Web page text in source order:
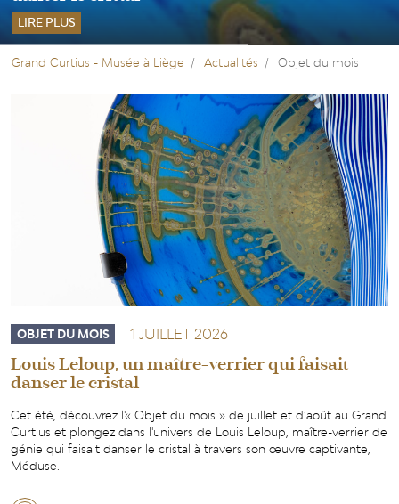
LIRE PLUS
Grand Curtius - Musée à Liège Actualités Objet du mois
OBJET DU MOIS 1 JUILLET 2026
Louis Leloup, un maître-verrier qui faisait
danser le cristal
Cet été, découvrez l'« Objet du mois » de juillet et d’août au Grand
Curtius et plongez dans l'univers de Louis Leloup, maître-verrier de
génie qui faisait danser le cristal à travers son œuvre captivante,
Méduse.